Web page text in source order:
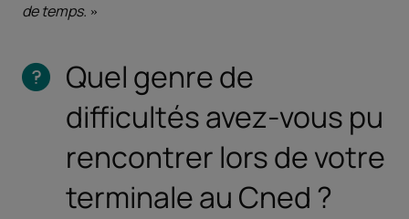
de temps.
Quel genre de
difficultés avez-vous pu
rencontrer lors de votre
terminale au Cned ?